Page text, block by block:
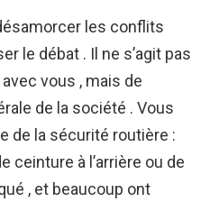
les conflits
le débat . Il ne s’agit pas
vous , mais de
de la société . Vous
de la sécurité routière :
ceinture à l’arrière ou de
, et beaucoup ont